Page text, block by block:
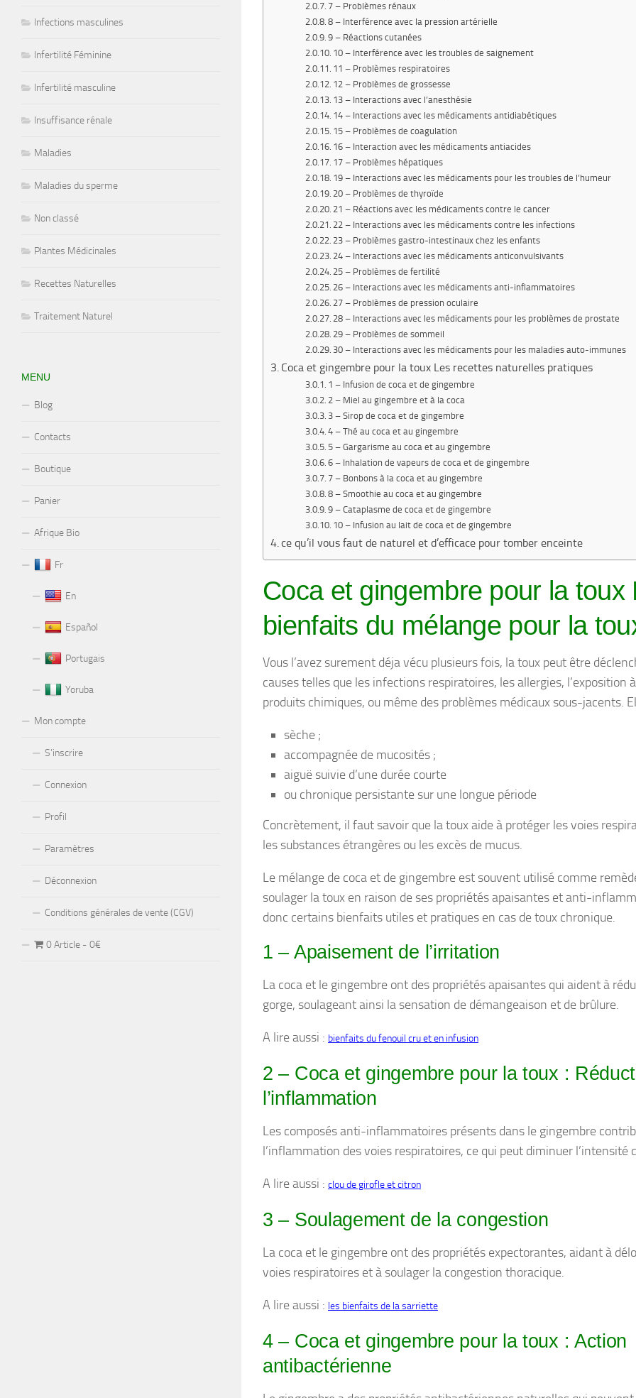
7 – Problèmes rénaux
8 – Interférence avec la pression artérielle
9 – Réactions cutanées
10 – Interférence avec les troubles de saignement
11 – Problèmes respiratoires
12 – Problèmes de grossesse
13 – Interactions avec l’anesthésie
14 – Interactions avec les médicaments antidiabétiques
15 – Problèmes de coagulation
16 – Interaction avec les médicaments antiacides
17 – Problèmes hépatiques
19 – Interactions avec les médicaments pour les troubles de l’humeur
20 – Problèmes de thyroïde
21 – Réactions avec les médicaments contre le cancer
22 – Interactions avec les médicaments contre les infections
23 – Problèmes gastro-intestinaux chez les enfants
24 – Interactions avec les médicaments anticonvulsivants
25 – Problèmes de fertilité
26 – Interactions avec les médicaments anti-inflammatoires
27 – Problèmes de pression oculaire
28 – Interactions avec les médicaments pour les problèmes de prostate
29 – Problèmes de sommeil
30 – Interactions avec les médicaments pour les maladies auto-immunes
Coca et gingembre pour la toux Les recettes naturelles pratiques
1 – Infusion de coca et de gingembre
2 – Miel au gingembre et à la coca
3 – Sirop de coca et de gingembre
4 – Thé au coca et au gingembre
5 – Gargarisme au coca et au gingembre
6 – Inhalation de vapeurs de coca et de gingembre
7 – Bonbons à la coca et au gingembre
8 – Smoothie au coca et au gingembre
9 – Cataplasme de coca et de gingembre
10 – Infusion au lait de coca et de gingembre
ce qu’il vous faut de naturel et d’efficace pour tomber enceinte
Coca et gingembre pour la toux
bienfaits du mélange pour la
Vous l’avez surement déja vécu plusieurs fois, la toux peut être
causes telles que les infections respiratoires, les allergies, l’exposition
produits chimiques, ou même des problèmes médicaux sous-jacents.
sèche ;
accompagnée de mucosités ;
aiguë suivie d’une durée courte
ou chronique persistante sur une longue période
Concrètement, il faut savoir que la toux aide à protéger les voies
les substances étrangères ou les excès de mucus.
Le mélange de coca et de gingembre est souvent utilisé comme
soulager la toux en raison de ses propriétés apaisantes et anti-
donc certains bienfaits utiles et pratiques en cas de toux chronique.
1 – Apaisement de l’irritation
La coca et le gingembre ont des propriétés apaisantes qui aident à
gorge, soulageant ainsi la sensation de démangeaison et de brûlure.
A lire aussi : bienfaits du fenouil cru et en infusion
2 – Coca et gingembre pour la toux :
l’inflammation
Les composés anti-inflammatoires présents dans le gingembre
l’inflammation des voies respiratoires, ce qui peut diminuer l’intensité
A lire aussi : clou de girofle et citron
3 – Soulagement de la congestion
La coca et le gingembre ont des propriétés expectorantes, aidant à
voies respiratoires et à soulager la congestion thoracique.
A lire aussi : les bienfaits de la sarriette
4 – Coca et gingembre pour la toux : Action
antibactérienne
Infections masculines
Infertilité Féminine
Infertilité masculine
Insuffisance rénale
Maladies
Maladies du sperme
Non classé
Plantes Médicinales
Recettes Naturelles
Traitement Naturel
MENU
Blog
Contacts
Boutique
Panier
Afrique Bio
Fr
En
Español
Portugais
Yoruba
Mon compte
S’inscrire
Connexion
Profil
Paramètres
Déconnexion
Conditions générales de vente (CGV)
0 Article 0€